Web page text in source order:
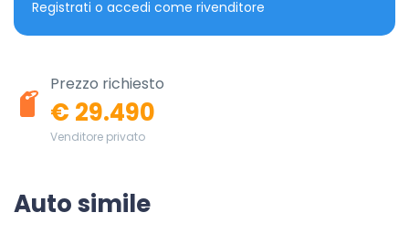
Registrati o accedi come rivenditore
Prezzo richiesto
€ 29.490
Venditore privato
Auto simile